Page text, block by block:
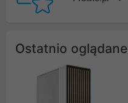
Ostatnio oglądane